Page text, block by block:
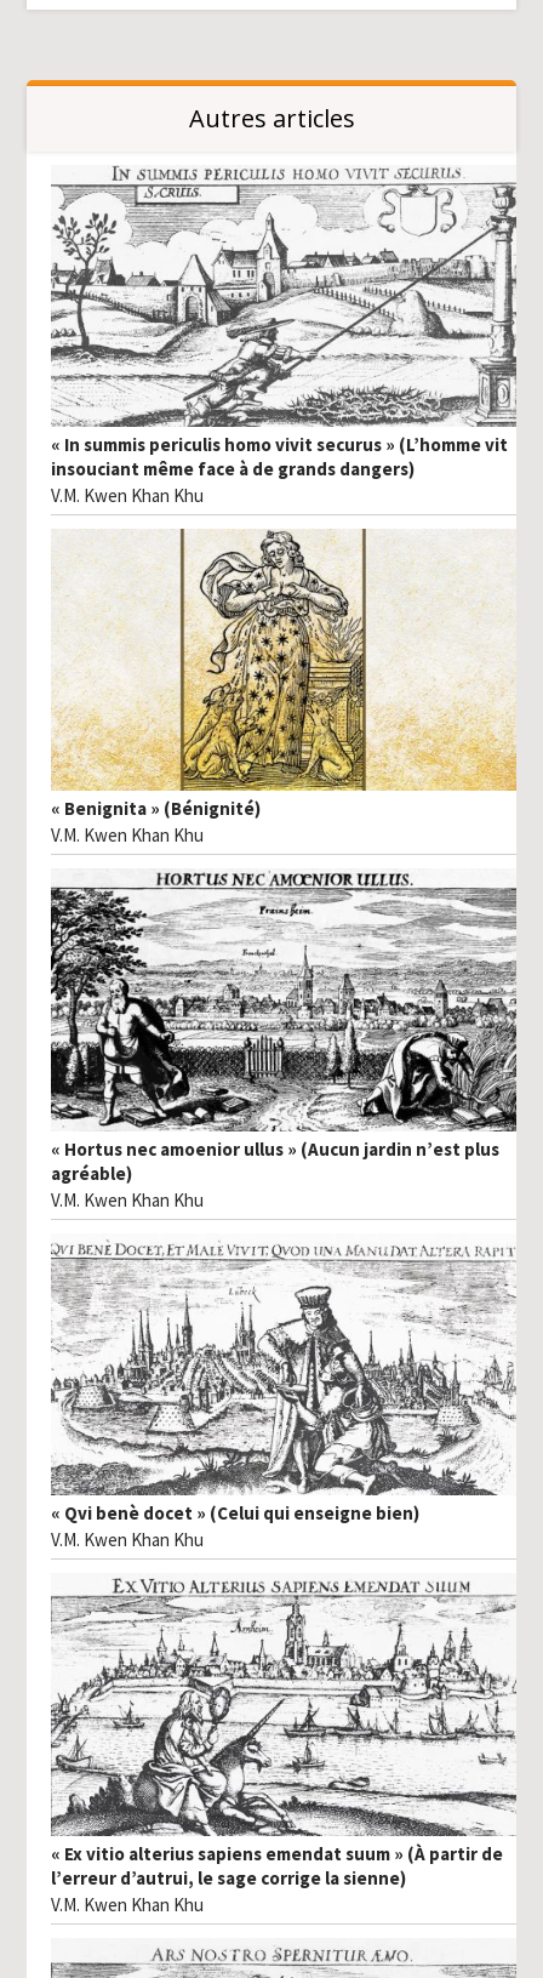
Autres articles
« In summis periculis homo vivit securus » (L’homme vit
insouciant même face à de grands dangers)
V.M. Kwen Khan Khu
« Benignita » (Bénignité)
V.M. Kwen Khan Khu
« Hortus nec amoenior ullus » (Aucun jardin n’est plus
agréable)
V.M. Kwen Khan Khu
« Qvi benè docet » (Celui qui enseigne bien)
V.M. Kwen Khan Khu
« Ex vitio alterius sapiens emendat suum » (À partir de
l’erreur d’autrui, le sage corrige la sienne)
V.M. Kwen Khan Khu